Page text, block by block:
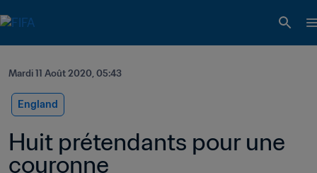
Mardi 11 Août 2020, 05:43
England
Huit prétendants pour une
couronne